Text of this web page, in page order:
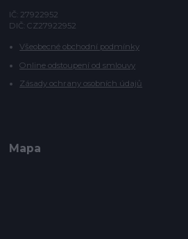
IČ: 27922952
DIČ: CZ27922952
Všeobecné obchodní podmínky
Online odstoupení od smlouvy
Zásady ochrany osobních údajů
Mapa